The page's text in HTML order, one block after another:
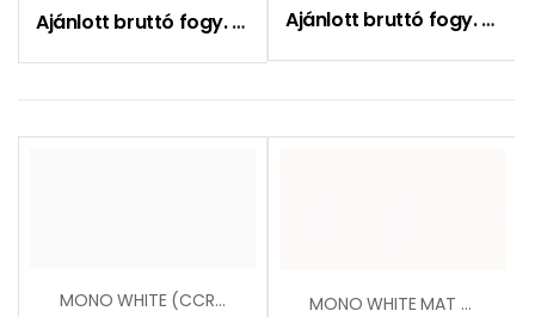
Ajánlott bruttó fogy. ár: 5490Ft Ajánlott bruttó fogy. ár:
MONO WHITE (CCR10)
MONO WHITE MAT (CCR38)